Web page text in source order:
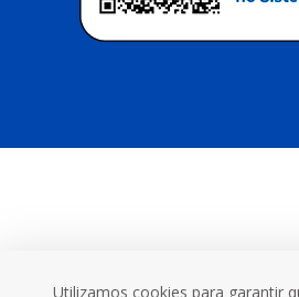
Utilizamos cookies para garantir